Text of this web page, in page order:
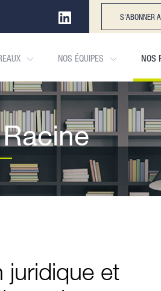
S'ABONNER
NOS ÉQUIPES NOS
juridique et